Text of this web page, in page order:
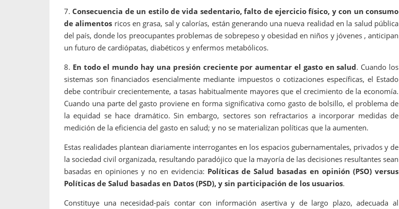
7. Consecuencia de un estilo de vida sedentario, falto de ejercicio físico, y con un consumo
de alimentos ricos en grasa, sal y calorías, están generando una nueva realidad en la salud pública
del país, donde los preocupantes problemas de sobrepeso y obesidad en niños y jóvenes , anticipan
un futuro de cardiópatas, diabéticos y enfermos metabólicos.
8. En todo el mundo hay una presión creciente por aumentar el gasto en salud. Cuando los
sistemas son financiados esencialmente mediante impuestos o cotizaciones específicas, el Estado
debe contribuir crecientemente, a tasas habitualmente mayores que el crecimiento de la economía.
Cuando una parte del gasto proviene en forma significativa como gasto de bolsillo, el problema de
la equidad se hace dramático. Sin embargo, sectores son refractarios a incorporar medidas de
medición de la eficiencia del gasto en salud; y no se materializan políticas que la aumenten.
Estas realidades plantean diariamente interrogantes en los espacios gubernamentales, privados y de
la sociedad civil organizada, resultando paradójico que la mayoría de las decisiones resultantes sean
basadas en opiniones y no en evidencia: Políticas de Salud basadas en opinión (PSO) versus
Políticas de Salud basadas en Datos (PSD), y sin participación de los usuarios.
Constituye una necesidad-país contar con información asertiva y de largo plazo, adecuada al